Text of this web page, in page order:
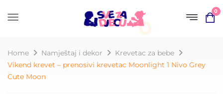
0
Home Namještaj i dekor
Krevetac za bebe
Vikend krevet – prenosivi krevetac Moonlight 1 Nivo Grey
Cute Moon